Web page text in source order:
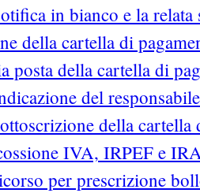
in bianco e la
della cartella di
posta della cartella di
del
della cartella
IVA, IRPEF e
per prescrizione